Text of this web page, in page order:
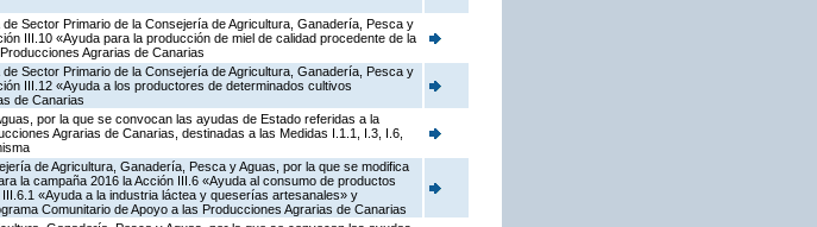
Sector Primario de la Consejería de Agricultura, Ganadería, Pesca y
III.10 «Ayuda para la producción de miel de calidad procedente de la
Agrarias de Canarias
Sector Primario de la Consejería de Agricultura, Ganadería, Pesca y
III.12 «Ayuda a los productores de determinados cultivos
de Canarias
por la que se convocan las ayudas de Estado referidas a la
Agrarias de Canarias, destinadas a las Medidas I.1.1, I.3, I.6,
de Agricultura, Ganadería, Pesca y Aguas, por la que se modifica
la campaña 2016 la Acción III.6 «Ayuda al consumo de productos
«Ayuda a la industria láctea y queserías artesanales» y
Comunitario de Apoyo a las Producciones Agrarias de Canarias